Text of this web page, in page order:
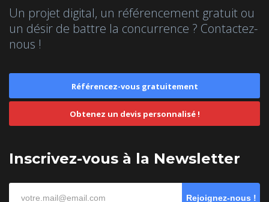
Un projet digital, un référencement gratuit ou
un désir de battre la concurrence ? Contactez-
nous !
Référencez-vous gratuitement
Obtenez un devis personnalisé !
Inscrivez-vous à la Newsletter
Rejoignez-nous !